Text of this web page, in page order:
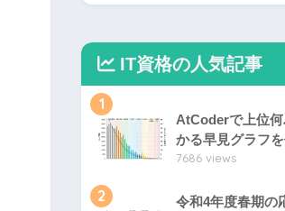
IT資格の人気記事
1
AtCoderで上位
かる早見グラフ
7686 views
2
令和4年度春期の